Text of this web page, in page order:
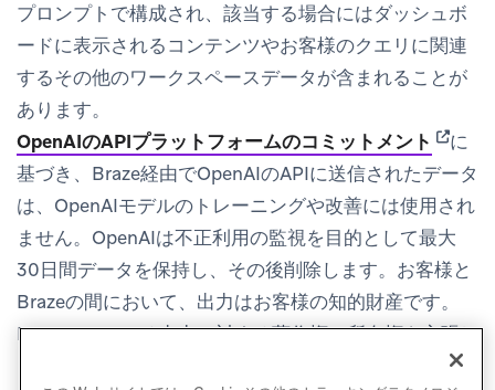
プロンプトで構成され、該当する場合にはダッシュボ
ードに表示されるコンテンツやお客様のクエリに関連
するその他のワークスペースデータが含まれることが
あります。
OpenAIのAPIプラットフォームのコミットメント
に
基づき、Braze経由でOpenAIのAPIに送信されたデータ
は、OpenAIモデルのトレーニングや改善には使用され
ません。OpenAIは不正利用の監視を目的として最大
30日間データを保持し、その後削除します。お客様と
Brazeの間において、出力はお客様の知的財産です。
Brazeは、かかる出力に対する著作権の所有権を主張し
ません。Brazeは、出力を含め、AIが生成したコンテン